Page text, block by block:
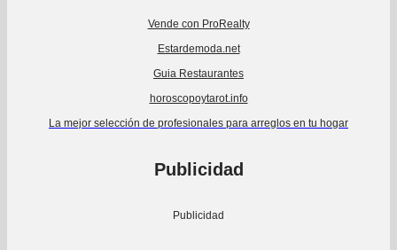
Vende con ProRealty
Estardemoda.net
Guia Restaurantes
horoscopoytarot.info
La mejor selección de profesionales para arreglos en tu hogar
Publicidad
Publicidad